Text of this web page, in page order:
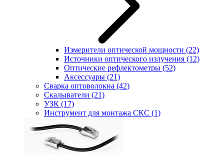
Измерители оптической мощности (22)
Источники оптического излучения (12)
Оптические рефлектометры (52)
Аксессуары (21)
Сварка оптоволокна (42)
Скалыватели (21)
УЗК (17)
Инструмент для монтажа СКС (1)